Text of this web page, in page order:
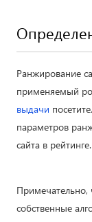
Ранжирование
применяемый
выдачи
параметров
сайта в рейтинге.
Примечательно,
собственные